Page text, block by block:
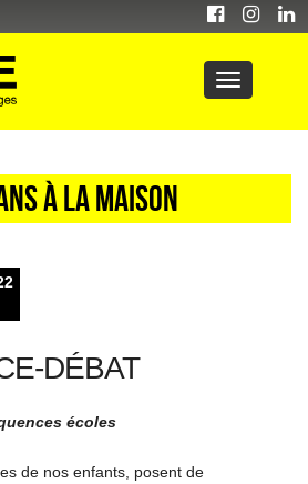
À LA MAISON
DÉBAT
écoles
de nos enfants, posent de